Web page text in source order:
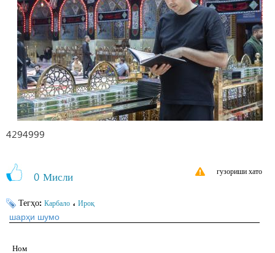
4294999
0 Мисли гузориши хато
Тегҳо: Карбало ، Ироқ
шарҳи шумо
Ном